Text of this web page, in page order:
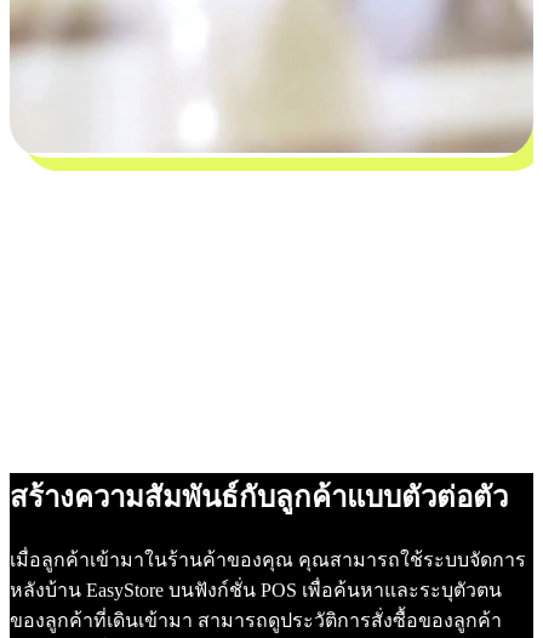
สร้างความสัมพันธ์กับลูกค้าแบบตัวต่อตัว
เมื่อลูกค้าเข้ามาในร้านค้าของคุณ คุณสามารถใช้ระบบจัดการ
หลังบ้าน EasyStore บนฟังก์ชั่น POS เพื่อค้นหาและระบุตัวตน
ของลูกค้าที่เดินเข้ามา สามารถดูประวัติการสั่งซื้อของลูกค้า